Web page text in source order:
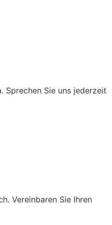
Sprechen Sie uns jederzeit
Vereinbaren Sie Ihren